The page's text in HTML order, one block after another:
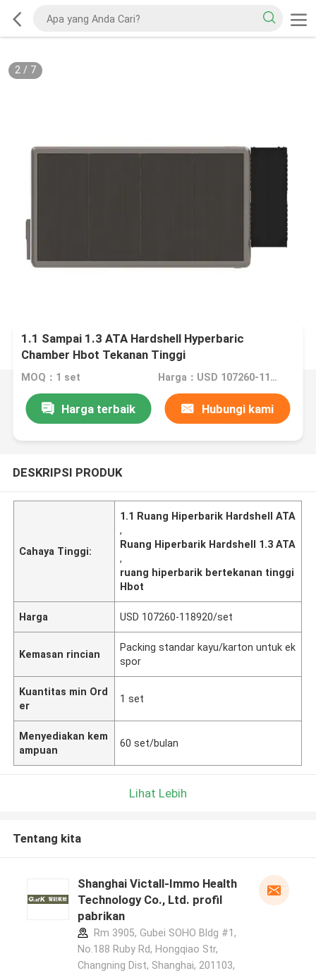
2/ 7
1.1 Sampai 1.3 ATA Hardshell Hyperbaric
Chamber Hbot Tekanan Tinggi
MOQ：1 set Harga：USD 107260-118920/set
Harga terbaik Hubungi kami
DESKRIPSI PRODUK
Cahaya Tinggi:
1.1 Ruang Hiperbarik Hardshell ATA
,
Ruang Hiperbarik Hardshell 1.3 ATA
,
ruang hiperbarik bertekanan tinggi
Hbot
Harga USD 107260-118920/set
Kemasan rincian
Packing standar kayu/karton untuk ek
spor
Kuantitas min Ord
er
1 set
Menyediakan kem
ampuan
60 set/bulan
Lihat Lebih
Tentang kita
Shanghai Victall-Immo Health
Technology Co., Ltd. profil
pabrikan
Rm 3905, Gubei SOHO Bldg #1,
No.188 Ruby Rd, Hongqiao Str,
Changning Dist, Shanghai, 201103,